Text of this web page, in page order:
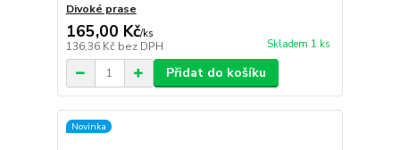
Divoké prase
165,00 Kč/ks
136,36 Kč bez DPH Skladem 1 ks
Přidat do košíku
Novinka